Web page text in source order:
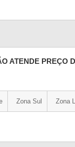
ATENDE PREÇO
Zona Sul Zona